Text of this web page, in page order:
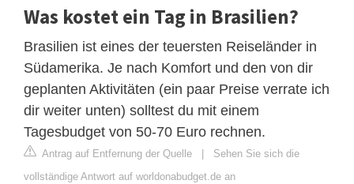
Was kostet ein Tag in Brasilien?
Brasilien ist eines der teuersten Reiseländer in
Südamerika. Je nach Komfort und den von dir
geplanten Aktivitäten (ein paar Preise verrate ich
dir weiter unten) solltest du mit einem
Tagesbudget von 50-70 Euro rechnen.
Antrag auf Entfernung der Quelle
Sehen Sie sich die
vollständige Antwort auf worldonabudget.de an